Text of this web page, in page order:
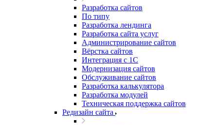
Разработка сайтов
По типу
Разработка лендинга
Разработка сайта услуг
Администрирование сайтов
Вёрстка сайтов
Интеграция с 1С
Модернизация сайтов
Обслуживание сайтов
Разработка калькулятора
Разработка модулей
Техническая поддержка сайтов
Редизайн сайта